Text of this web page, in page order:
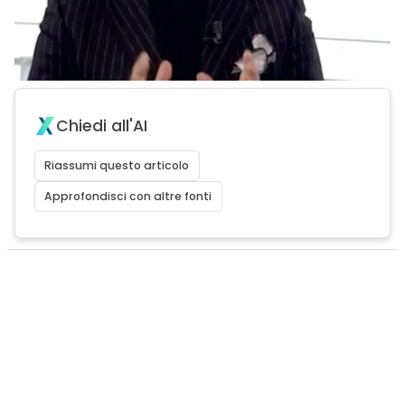
Chiedi all'AI
Riassumi questo articolo
Approfondisci con altre fonti